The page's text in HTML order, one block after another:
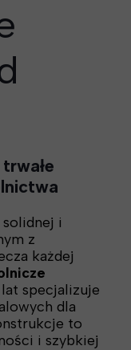
i
z
każdej
specjalizuje
dla
to
i szybkiej